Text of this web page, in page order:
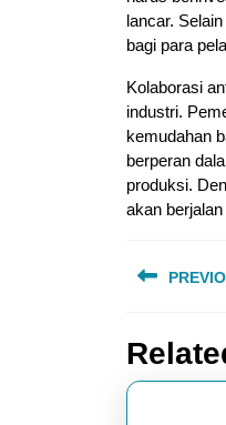
lancar.
bagi para
Kolaborasi
industri.
kemudahan
berperan
produksi.
akan
Post
post: